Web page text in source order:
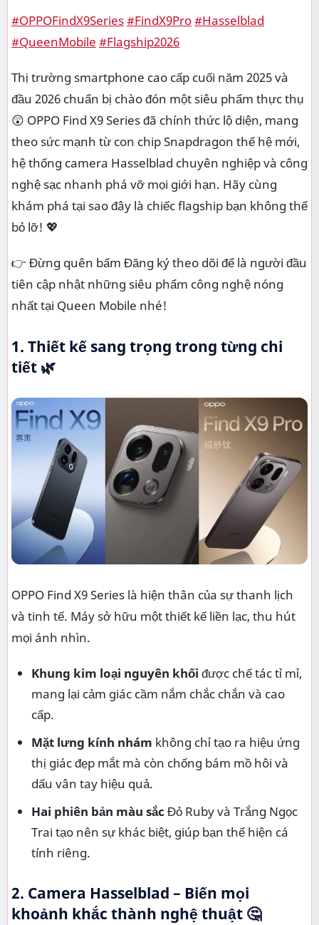
#OPPOFindX9Series#FindX9Pro#Hasselblad
#QueenMobile #Flagship2026
Thị trường smartphone cao cấp cuối năm 2025 và
đầu 2026 chuẩn bị chào đón một siêu phẩm thực thụ
😲 OPPO Find X9 Series đã chính thức lộ diện, mang
theo sức mạnh từ con chip Snapdragon thế hệ mới,
hệ thống camera Hasselblad chuyên nghiệp và công
nghệ sạc nhanh phá vỡ mọi giới hạn. Hãy cùng
khám phá tại sao đây là chiếc flagship bạn không thể
bỏ lỡ! 💖
👉 Đừng quên bấm Đăng ký theo dõi để là người đầu
tiên cập nhật những siêu phẩm công nghệ nóng
nhất tại Queen Mobile nhé!
1. Thiết kế sang trọng trong từng chi
tiết 🌿
OPPO Find X9 Series là hiện thân của sự thanh lịch
và tinh tế. Máy sở hữu một thiết kế liền lạc, thu hút
mọi ánh nhìn.
Khung kim loại nguyên khối được chế tác tỉ mỉ,
mang lại cảm giác cầm nắm chắc chắn và cao
cấp.
Mặt lưng kính nhám không chỉ tạo ra hiệu ứng
thị giác đẹp mắt mà còn chống bám mồ hôi và
dấu vân tay hiệu quả.
Hai phiên bản màu sắc Đỏ Ruby và Trắng Ngọc
Trai tạo nên sự khác biệt, giúp bạn thể hiện cá
tính riêng.
2. Camera Hasselblad – Biến mọi
khoảnh khắc thành nghệ thuật 🤔